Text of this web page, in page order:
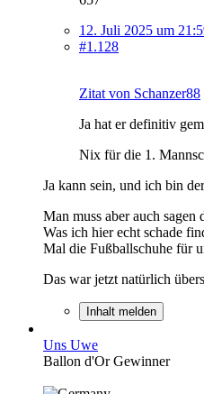
12. Juli 2025 um
#1.128
Zitat von Schanzer88
Ja hat er definitiv
Nix für die 1.
Ja kann sein, und ich bin
Man muss aber auch sagen
Was ich hier echt schade
Mal die Fußballschuhe für
Das war jetzt natürlich
Inhalt melden
Uns Uwe
Ballon d'Or Gewinner